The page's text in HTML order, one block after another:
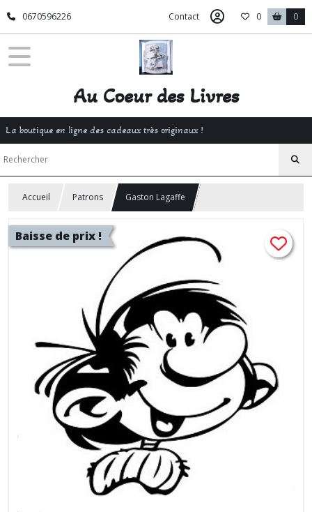
0670596226 Contact 0 0
Au Coeur des Livres
La boutique en ligne des cadeaux très originaux !
Accueil Patrons Gaston Lagaffe
Baisse de prix !